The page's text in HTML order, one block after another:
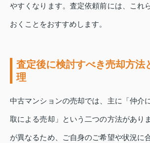
やすくなります。査定依頼前には、これ
おくことをおすすめします。
査定後に検討すべき売却方法
理
中古マンションの売却では、主に「仲介
取による売却」という二つの方法があり
が異なるため、ご自身のご希望や状況に